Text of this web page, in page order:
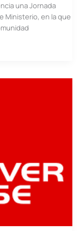
una Jornada
Ministerio, en la que